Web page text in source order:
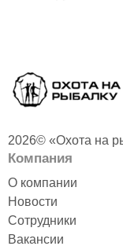
2026© «Охота на
Компания
О компании
Новости
Сотрудники
Вакансии